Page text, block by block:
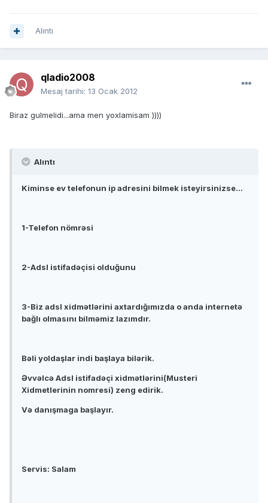
Alıntı
qladio2008
Mesaj tarihi: 13 Ocak 2012
Biraz gulmelidi...ama men yoxlamisam ))))
Alıntı
Kiminse ev telefonun ip adresini bilmek isteyirsinizse...
1-Telefon nömrəsi
2-Adsl istifadəçisi olduğunu
3-Biz adsl xidmətlərini axtardığımızda o anda internetə
bağlı olmasını bilməmiz lazımdır.
Bəli yoldaşlar indi başlaya bilərik.
Əvvəlcə Adsl istifadəçi xidmətlərini(Musteri
Xidmetlerinin nomresi) zeng edirik.
Və danışmaga başlayır.
Servis: Salam